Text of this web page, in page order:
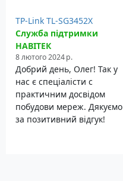
TP-Link TL-SG3452X
Служба підтримки
НАВІТЕК
8 лютого 2024 р.
Добрий день, Олег! Так у
нас є спеціалісти с
практичним досвідом
побудови мереж. Дякуємо
за позитивний відгук!